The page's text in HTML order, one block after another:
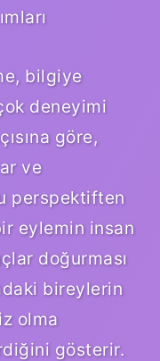
bilgiye
deneyimi
göre,
ve
perspektiften
eylemin insan
doğurması
bireylerin
olma
gösterir.